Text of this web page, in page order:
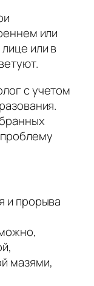
или
или в
с учетом
и прорыва
мазями,